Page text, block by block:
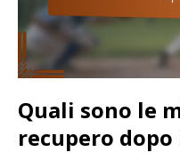
Quali sono le
recupero dopo